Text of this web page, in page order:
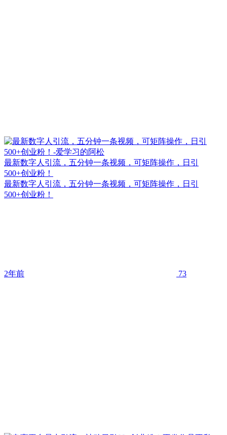
最新数字人引流，五分钟一条视频，可矩阵操作，日引
500+创业粉！
最新数字人引流，五分钟一条视频，可矩阵操作，日引
500+创业粉！
2年前 73